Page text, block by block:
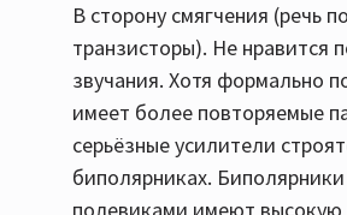
В сторону смягчения (речь
транзисторы). Не нравится
звучания. Хотя формально
имеет более повторяемые
серьёзные усилители
биполярниках.